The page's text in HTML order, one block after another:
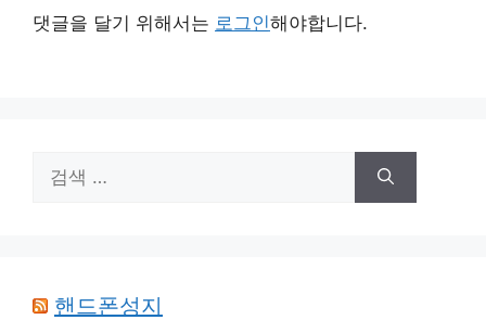
댓글을 달기 위해서는 로그인해야합니다.
색:
핸드폰성지